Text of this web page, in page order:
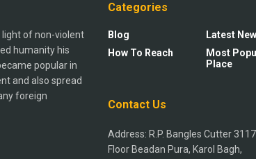
light of non-violent
humanity his
popular in
and also spread
foreign
Categories
Blog
How To Reach
Latest
Most
Place
Contact Us
Address: R.P. Bangles Cutter
Floor Beadan Pura, Karol Bagh,